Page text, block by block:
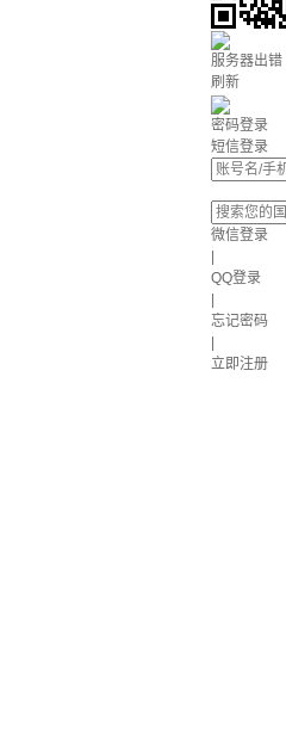
服务器出错
刷新
密码登录
短信登录
微信登录
QQ登录
忘记密码
立即注册